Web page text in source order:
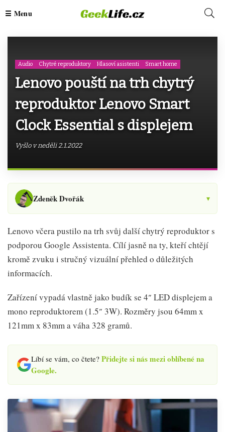
Audio Chytré reproduktory Hlasoví asistenti Smart home
Lenovo pouští na trh chytrý
reproduktor Lenovo Smart
Clock Essential s displejem
Vyšlo v neděli 2.1.2022
Zdeněk Dvořák ▾
Lenovo včera pustilo na trh svůj další chytrý reproduktor s
podporou Google Assistenta. Cílí jasně na ty, kteří chtějí
kromě zvuku i stručný vizuální přehled o důležitých
informacích.
Zařízení vypadá vlastně jako budík se 4″ LED displejem a
mono reproduktorem (1.5″ 3W). Rozměry jsou 64mm x
121mm x 83mm a váha 328 gramů.
Líbí se vám, co čtete? Přidejte si nás mezi oblíbené na
Google.